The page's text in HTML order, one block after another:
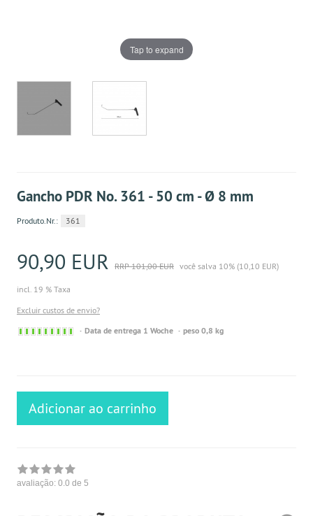
Tap to expand
Gancho PDR No. 361 - 50 cm - Ø 8 mm
Produto.Nr.: 361
90,90 EUR RRP 101,00 EUR você salva 10% (10,10 EUR)
incl. 19 % Taxa
Excluir custos de envio?
Sofort
Data de entrega 1 Woche peso 0,8 kg
Adicionar ao carrinho
avaliação: 0.0 de 5